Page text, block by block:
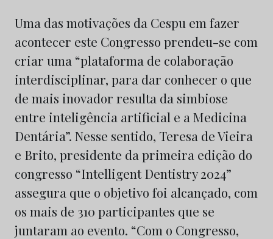
Uma das motivações da Cespu em fazer
acontecer este Congresso prendeu-se com
criar uma “plataforma de colaboração
interdisciplinar, para dar conhecer o que
de mais inovador resulta da simbiose
entre inteligência artificial e a Medicina
Dentária”. Nesse sentido, Teresa de Vieira
e Brito, presidente da primeira edição do
congresso “Intelligent Dentistry 2024”
assegura que o objetivo foi alcançado, com
os mais de 310 participantes que se
juntaram ao evento. “Com o Congresso,